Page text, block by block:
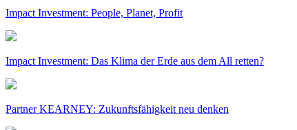
Impact Investment: People, Planet, Profit
Impact Investment: Das Klima der Erde aus dem All retten?
Partner KEARNEY: Zukunftsfähigkeit neu denken